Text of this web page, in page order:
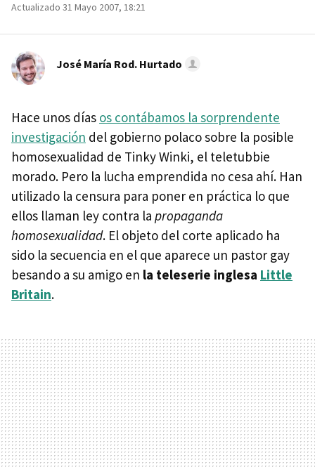
Actualizado 31 Mayo 2007, 18:21
José María Rod. Hurtado
Hace unos días os contábamos la sorprendente
investigación del gobierno polaco sobre la posible
homosexualidad de Tinky Winki, el teletubbie
morado. Pero la lucha emprendida no cesa ahí. Han
utilizado la censura para poner en práctica lo que
ellos llaman ley contra la propaganda
homosexualidad. El objeto del corte aplicado ha
sido la secuencia en el que aparece un pastor gay
besando a su amigo en la teleserie inglesa Little
Britain.